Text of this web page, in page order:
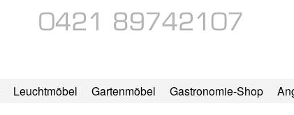
Leuchtmöbel Gartenmöbel Gastronomie-Shop